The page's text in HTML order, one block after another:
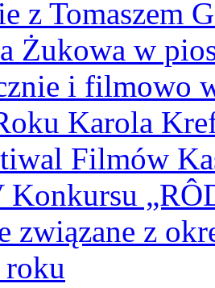
z Tomaszem
Żukowa w
i filmowo
Karola
Filmów
Konkursu
związane z
roku